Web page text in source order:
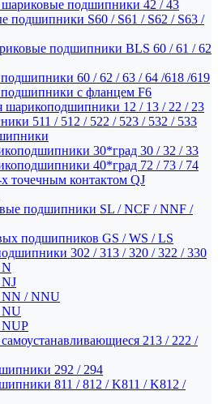
подшипники 42 / 43
подшипники S60 / S61 / S62 / S63 /
подшипники BLS 60 / 61 / 62
60 / 62 / 63 / 64 /618 /619
с фланцем F6
шарикоподшипники 12 / 13 / 22 / 23
511 / 512 / 522 / 523 / 532 / 533
30*град 30 / 32 / 33
40*град 72 / 73 / 74
точечным контактом QJ
подшипники SL / NCF / NNF /
подшипников GS / WS / LS
302 / 313 / 320 / 322 / 330
/ NNU
NU
213 / 222 /
292 / 294
811 / 812 / K811 / K812 /